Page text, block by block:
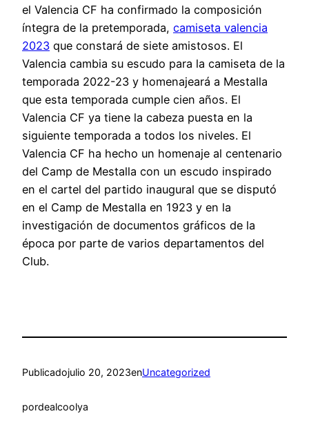
el Valencia CF ha confirmado la composición
íntegra de la pretemporada, camiseta valencia
2023 que constará de siete amistosos. El
Valencia cambia su escudo para la camiseta de la
temporada 2022-23 y homenajeará a Mestalla
que esta temporada cumple cien años. El
Valencia CF ya tiene la cabeza puesta en la
siguiente temporada a todos los niveles. El
Valencia CF ha hecho un homenaje al centenario
del Camp de Mestalla con un escudo inspirado
en el cartel del partido inaugural que se disputó
en el Camp de Mestalla en 1923 y en la
investigación de documentos gráficos de la
época por parte de varios departamentos del
Club.
Publicadojulio 20, 2023enUncategorized
pordealcoolya